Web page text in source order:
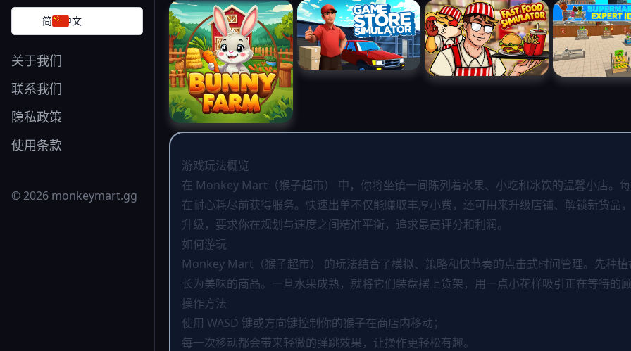
简体中文
关于我们
联系我们
隐私政策
使用条款
© 2026 monkeymart.gg
游戏玩法概览
在 Monkey Mart（猴子超市） 中，你将坐镇一间陈列着水果、小吃和冰饮的温馨小店。
在耐心耗尽前获得服务。快速出单不仅能赚取丰厚小费，还可用来升级店铺、解锁新货
升级，要求你在规划与速度之间精准平衡，追求最高评分和利润。
如何游玩
Monkey Mart（猴子超市） 的玩法结合了模拟、策略和快节奏的点击式时间管理。先种
长为美味的商品。一旦水果成熟，就将它们装盘摆上货架，用一点小花样吸引正在等待的
操作方法
使用 WASD 键或方向键控制你的猴子在商店内移动；
每一次移动都会带来轻微的弹跳效果，让操作更轻松有趣。